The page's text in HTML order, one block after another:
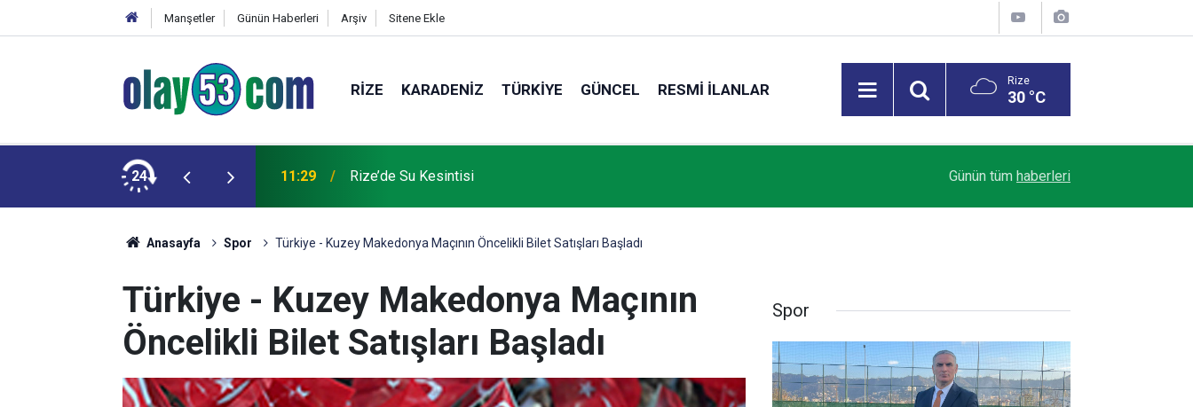
Manşetler Günün Haberleri Arşiv Sitene Ekle
RIZE KARADENIZ TÜRKIYE GÜNCEL RESMI İLANLAR Rize
30 °C
24
Su Verilemeyecek 11:29 Rize’de Su Kesintisi
Türk Futbolunun Temeline Darbe Vuruyor
Günün tüm haberleri
Anasayfa Spor Türkiye - Kuzey Makedonya Maçının Öncelikli Bilet Satışları Başladı
Türkiye - Kuzey Makedonya Maçının
Öncelikli Bilet Satışları Başladı
Spor